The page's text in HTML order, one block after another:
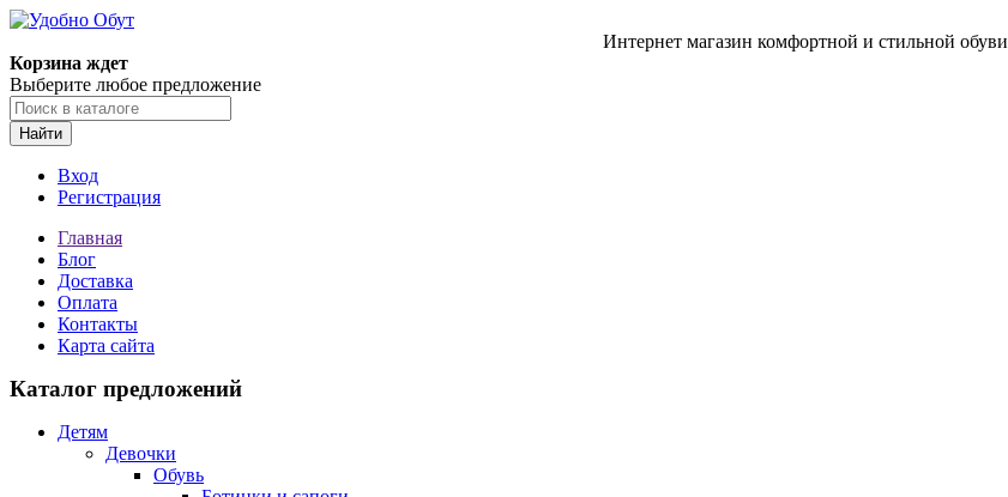
Интернет магазин комфортной и стильной обуви
Корзина ждет
Выберите любое предложение
Найти
Вход
Регистрация
Главная
Блог
Доставка
Оплата
Контакты
Карта сайта
Каталог предложений
Детям
Девочки
Обувь